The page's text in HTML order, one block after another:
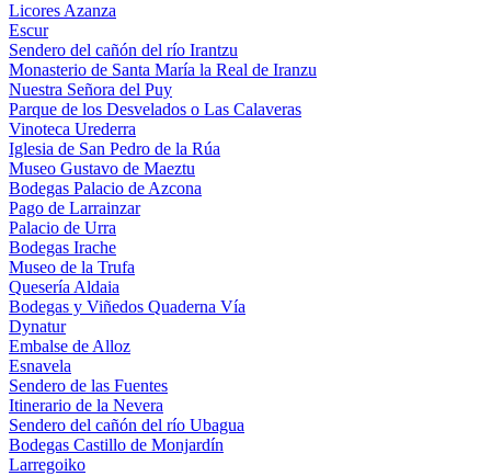
Licores Azanza
Escur
Sendero del cañón del río Irantzu
Monasterio de Santa María la Real de Iranzu
Nuestra Señora del Puy
Parque de los Desvelados o Las Calaveras
Vinoteca Urederra
Iglesia de San Pedro de la Rúa
Museo Gustavo de Maeztu
Bodegas Palacio de Azcona
Pago de Larrainzar
Palacio de Urra
Bodegas Irache
Museo de la Trufa
Quesería Aldaia
Bodegas y Viñedos Quaderna Vía
Dynatur
Embalse de Alloz
Esnavela
Sendero de las Fuentes
Itinerario de la Nevera
Sendero del cañón del río Ubagua
Bodegas Castillo de Monjardín
Larregoiko